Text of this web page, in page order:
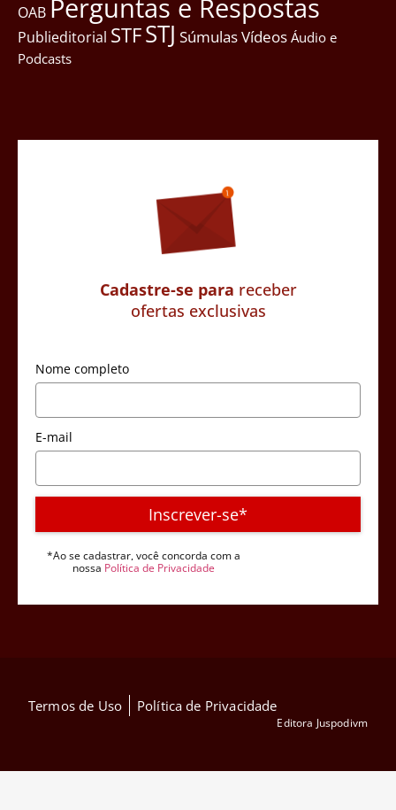
OAB Perguntas e Respostas
Publieditorial STFSTJ SúmulasVídeos Áudio e
Podcasts
Cadastre-se para receber
ofertas exclusivas
Nome completo
E-mail
Inscrever-se*
*Ao se cadastrar, você concorda com a
nossa Política de Privacidade
Termos de Uso Política de Privacidade
Editora Juspodivm